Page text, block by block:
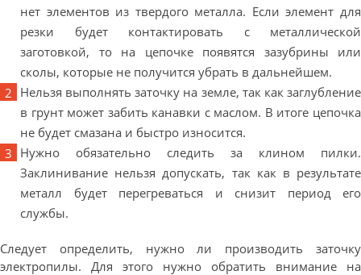
нет элементов из твердого металла. Если элемент для
резки будет контактировать с металлической
заготовкой, то на цепочке появятся зазубрины или
сколы, которые не получится убрать в дальнейшем.
Нельзя выполнять заточку на земле, так как заглубление
в грунт может забить канавки с маслом. В итоге цепочка
не будет смазана и быстро износится.
Нужно обязательно следить за клином пилки.
Заклинивание нельзя допускать, так как в результате
металл будет перегреваться и снизит период его
службы.
Следует определить, нужно ли производить заточку
электропилы. Для этого нужно обратить внимание на